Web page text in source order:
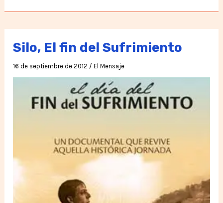
lo
Humano
Silo, El fin del Sufrimiento
16 de septiembre de 2012 /El Mensaje